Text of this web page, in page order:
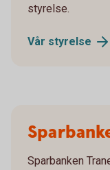
styrelse.
Vår styrelse
Sparbanken